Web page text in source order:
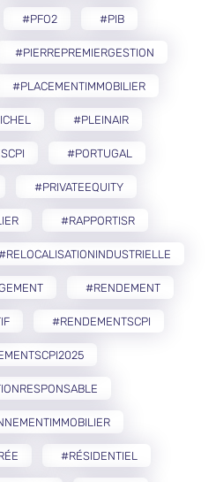
#PFO2 #PIB
#PIERREPREMIERGESTION
#PLACEMENTIMMOBILIER
#PLEINAIR
#PORTUGAL
#PRIVATEEQUITY
#RAPPORTISR
#RENDEMENT
#RENDEMENTSCPI
#RÉSIDENTIEL